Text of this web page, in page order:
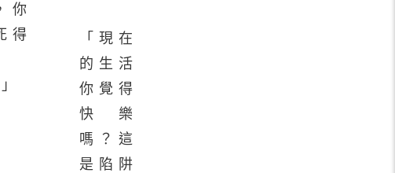
你
得
「現在
的生活
你覺得
快樂
嗎？這
是陷阱